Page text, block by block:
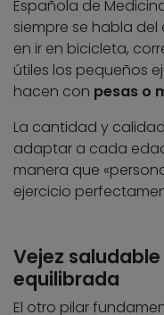
Española de
siempre se habla
en ir en bicicleta,
útiles los pequeños
hacen con pesas o
La cantidad y
adaptar a cada
manera que
ejercicio
Vejez
equilibrada
El otro pilar